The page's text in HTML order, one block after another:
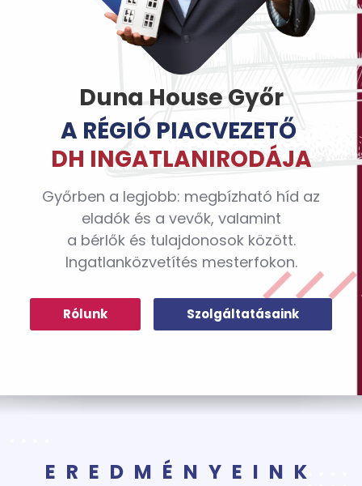
Duna House Győr
A RÉGIÓ PIACVEZETŐ
DH INGATLANIRODÁJA
Győrben a legjobb: megbízható híd az
eladók és a vevők, valamint
a bérlők és tulajdonosok között.
Ingatlanközvetítés mesterfokon.
Rólunk Szolgáltatásaink
EREDMÉNYEINK